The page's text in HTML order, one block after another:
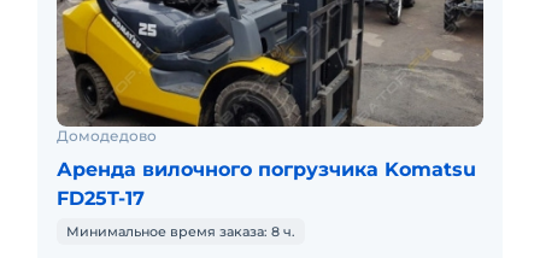
Домодедово
Аренда вилочного погрузчика Komatsu
FD25T-17
Минимальное время заказа: 8 ч.